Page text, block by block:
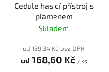
Cedule hasicí přístroj s
plamenem
Skladem
od 139,34 Kč bez DPH
od 168,60 Kč / ks